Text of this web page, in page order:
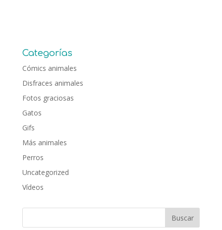
Categorías
Cómics animales
Disfraces animales
Fotos graciosas
Gatos
Gifs
Más animales
Perros
Uncategorized
Vídeos